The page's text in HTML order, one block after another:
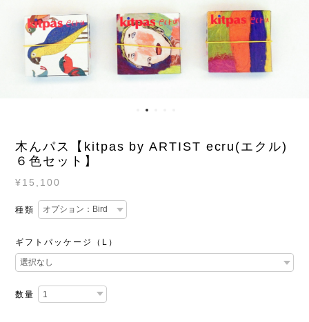
木んパス【kitpas by ARTIST ecru(エクル)
６色セット】
¥15,100
種類
ギフトパッケージ（L）
数量